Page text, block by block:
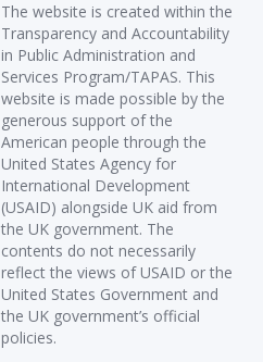
The website is created within the
Transparency and Accountability
in Public Administration and
Services Program/TAPAS. This
website is made possible by the
generous support of the
American people through the
United States Agency for
International Development
(USAID) alongside UK aid from
the UK government. The
contents do not necessarily
reflect the views of USAID or the
United States Government and
the UK government’s official
policies.